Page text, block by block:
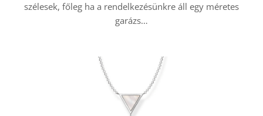
szélesek, főleg ha a rendelkezésünkre áll egy méretes
garázs…